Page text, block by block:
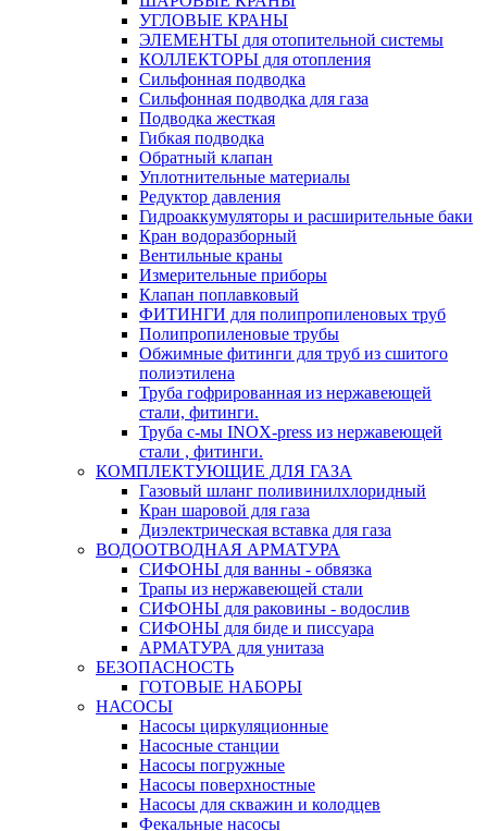
УГЛОВЫЕ КРАНЫ
ЭЛЕМЕНТЫ для отопительной системы
КОЛЛЕКТОРЫ для отопления
Сильфонная подводка
Cильфонная подводка для газа
Подводка жесткая
Гибкая подводка
Обратный клапан
Уплотнительные материалы
Редуктор давления
Гидроаккумуляторы и расширительные баки
Кран водоразборный
Вентильные краны
Измерительные приборы
Клапан поплавковый
ФИТИНГИ для полипропиленовых труб
Полипропиленовые трубы
Обжимные фитинги для труб из сшитого
полиэтилена
Труба гофрированная из нержавеющей
стали, фитинги.
Труба с-мы INOX-press из нержавеющей
стали , фитинги.
КОМПЛЕКТУЮЩИЕ ДЛЯ ГАЗА
Газовый шланг поливинилхлоридный
Кран шаровой для газа
Диэлектрическая вставка для газа
ВОДООТВОДНАЯ АРМАТУРА
СИФОНЫ для ванны - обвязка
Трапы из нержавеющей стали
СИФОНЫ для раковины - водослив
СИФОНЫ для биде и писсуара
АРМАТУРА для унитаза
БЕЗОПАСНОСТЬ
ГОТОВЫЕ НАБОРЫ
НАСОСЫ
Насосы циркуляционные
Насосные станции
Насосы погружные
Насосы поверхностные
Насосы для скважин и колодцев
Фекальные насосы